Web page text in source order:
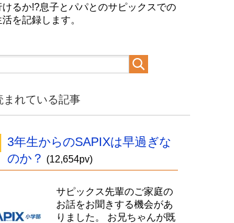
けるか!?息子とパパとのサピックスでの
を記録します。
まれている記事
3年生からのSAPIXは早過ぎな
のか？ (12,654pv)
サピックス先輩のご家庭の
お話をお聞きする機会があ
りました。 お兄ちゃんが既